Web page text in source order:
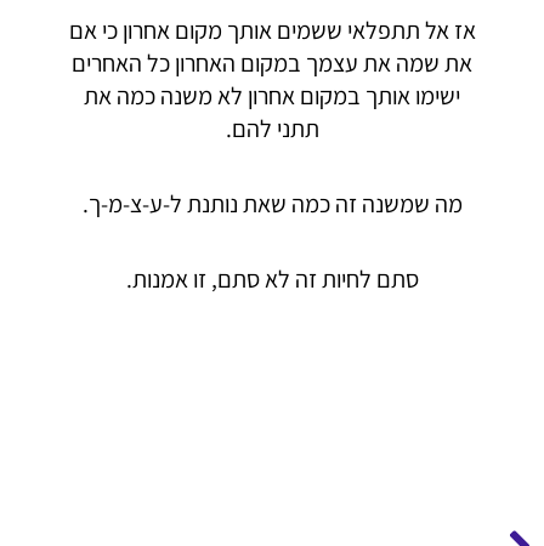
אז אל תתפלאי ששמים אותך מקום אחרון כי אם
את שמה את עצמך במקום האחרון כל האחרים
ישימו אותך במקום אחרון לא משנה כמה את
תתני להם.
מה שמשנה זה כמה שאת נותנת ל-ע-צ-מ-ך.
סתם לחיות זה לא סתם, זו אמנות.